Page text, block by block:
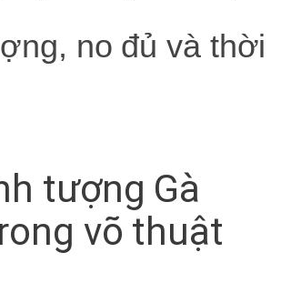
no đủ và thời
tượng Gà
võ thuật